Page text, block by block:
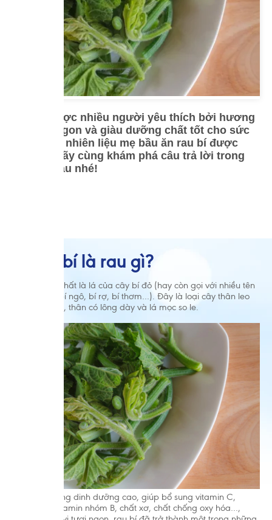
Rau bí được nhiều người yêu thích bởi hương
vị thơm ngon và giàu dưỡng chất tốt cho sức
khỏe. Tuy nhiên liệu mẹ bầu ăn rau bí được
không? Hãy cùng khám phá câu trả lời trong
bài viết sau nhé!
1. Rau bí là rau gì?
Rau bí thực chất là lá của cây bí đỏ (hay còn gọi với nhiều tên
như bí sáp, bí ngô, bí rợ, bí thơm…). Đây là loại cây thân leo
nhờ tua cuốn, thân có lông dày và lá mọc so le.
Với hàm lượng dinh dưỡng cao, giúp bổ sung vitamin C,
, vitamin nhóm B, chất xơ, chất chống oxy hóa…,